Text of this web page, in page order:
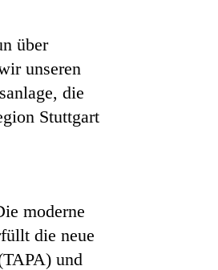
über
unseren
die
Stuttgart
moderne
die neue
und